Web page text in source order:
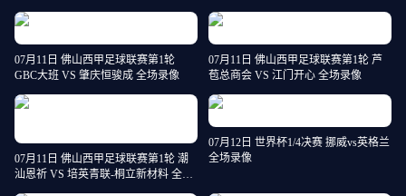
07月11日 佛山西甲足球联赛第1轮
GBC大班 VS 肇庆恒骏成 全场录像
07月11日 佛山西甲足球联赛第1轮 芦
苞总商会 VS 江门开心 全场录像
07月11日 佛山西甲足球联赛第1轮 潮
汕恩祈 VS 培英青联-桐立新材料 全场
07月12日 世界杯1/4决赛 挪威vs英格兰
全场录像